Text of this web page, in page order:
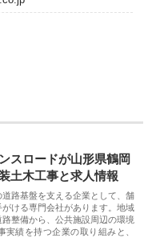
スロードが山形県鶴岡
土木工事と求人情報
路基盤を支える企業として、舗
ける専門会社があります。地域
整備から、公共施設周辺の環境
実績を持つ企業の取り組みと、